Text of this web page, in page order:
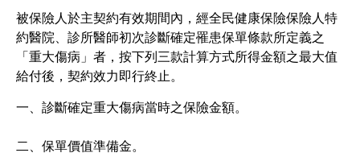
被保險人於主契約有效期間內，經全民健康保險保險人特
約醫院、診所醫師初次診斷確定罹患保單條款所定義之
「重大傷病」者，按下列三款計算方式所得金額之最大值
給付後，契約效力即行終止。
一、診斷確定重大傷病當時之保險金額。
二、保單價值準備金。